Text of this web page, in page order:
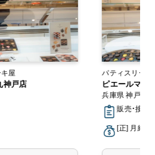
屋
神戸店
パティスリー・
ピエールマル
兵庫県 神戸市
販売・接客
[正] 月給